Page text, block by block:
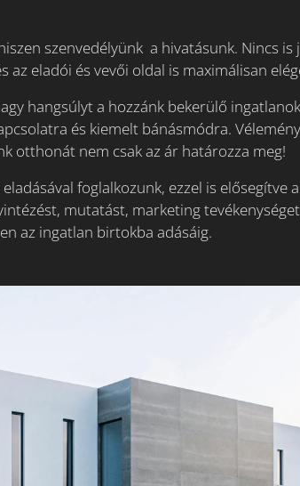
szenvedélyünk a hivatásunk. Nincs
az eladói és vevői oldal is maximálisan
hangsúlyt a hozzánk bekerülő
és kiemelt bánásmódra.
otthonát nem csak az ár határozza meg!
foglalkozunk, ezzel is elősegítve
mutatást, marketing
az ingatlan birtokba adásáig.